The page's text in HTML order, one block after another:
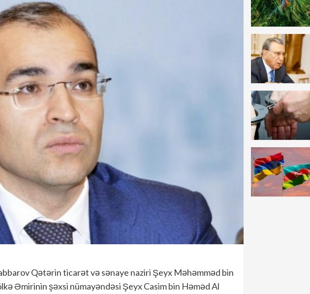
Qətərin ticarət və sənaye naziri Şeyx Məhəmməd bin
Əmirinin şəxsi nümayəndəsi Şeyx Casim bin Həməd Al